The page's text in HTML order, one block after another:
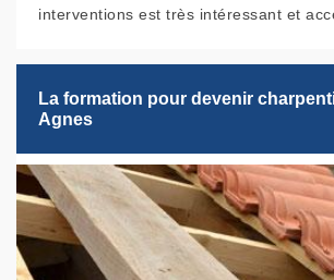
interventions est très intéressant et
La formation pour devenir
Agnes